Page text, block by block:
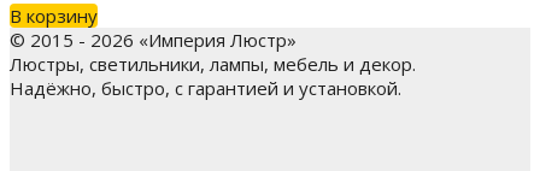
В корзину
© 2015 - 2026 «Империя Люстр»
Люстры, светильники, лампы, мебель и декор.
Надёжно, быстро, с гарантией и установкой.